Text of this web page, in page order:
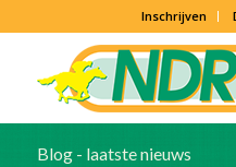
Inschrijven
Blog - laatste nieuws